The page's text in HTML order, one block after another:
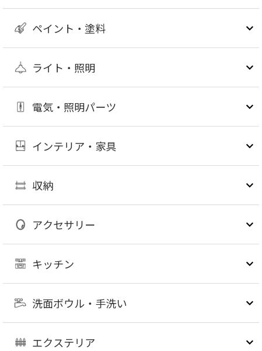
ペイント・塗料
ライト・照明
電気・照明パーツ
インテリア・家具
収納
アクセサリー
キッチン
洗面ボウル・手洗い
エクステリア